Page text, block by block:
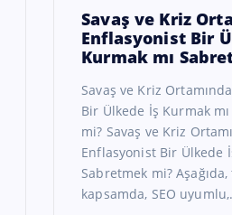
Savaş ve Kriz
Enflasyonist Bir
Kurmak mı
Savaş ve Kriz
Bir Ülkede İş Kurmak
mi? Savaş ve Kriz
Enflasyonist Bir Ülkede
Sabretmek mi?
kapsamda, SEO